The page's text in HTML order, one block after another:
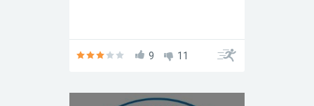
9 11